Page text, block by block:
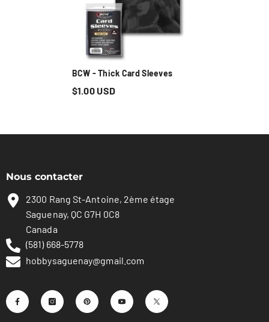
BCW - Thick Card Sleeves
$1.00 USD
Nous contacter
2300 Rang St-Antoine, 2ème étage
Saguenay, QC G7H 0C8
Canada
(581) 668-5778
hobbysaguenay@gmail.com